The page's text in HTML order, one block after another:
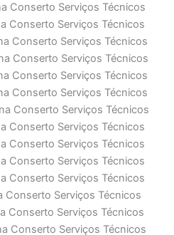
Conserto Serviços Técnicos
Conserto Serviços Técnicos
Conserto Serviços Técnicos
Conserto Serviços Técnicos
Conserto Serviços Técnicos
Conserto Serviços Técnicos
Conserto Serviços Técnicos
Conserto Serviços Técnicos
Conserto Serviços Técnicos
Conserto Serviços Técnicos
Conserto Serviços Técnicos
Conserto Serviços Técnicos
Conserto Serviços Técnicos
Conserto Serviços Técnicos